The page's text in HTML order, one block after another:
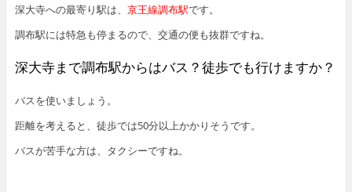
深大寺への最寄り駅は、 京王線調布駅です。
調布駅には特急も停まるので、交通の便も抜群ですね。
深大寺まで調布駅からはバス？徒歩でも行けますか？
バスを使いましょう。
距離を考えると、徒歩では50分以上かかりそうです。
バスが苦手な方は、タクシーですね。